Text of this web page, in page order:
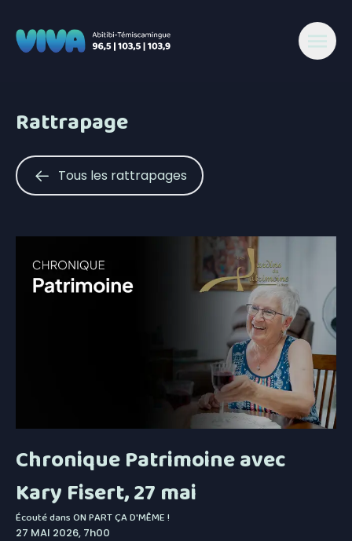
Rattrapage
Tous les rattrapages
Chronique Patrimoine avec
Kary Fisert, 27 mai
Écouté dansON PART ÇA D'MÊME !
27 MAI 2026, 7h00